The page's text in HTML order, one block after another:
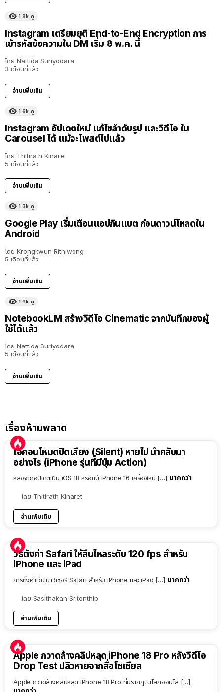
1.8k ดู
Instagram เตรียมยุติ End-to-End Encryption การ
เข้ารหัสข้อความใน DM เริ่ม 8 พ.ค. นี้
โดย Nattida Suriyodara
3 เดือนที่แล้ว
อ่านเพิ่มเติม
1.6k ดู
Instagram อัปเดตใหม่ แก้ไขลำดับรูป และวิดีโอ ใน
Carousel ได้ แม้จะโพสต์ไปแล้ว
โดย Thitirath Kinaret
5 เดือนที่แล้ว
อ่านเพิ่มเติม
1.3k ดู
Google Play เริ่มเตือนแอปกินแบต ก่อนดาวน์โหลดใน
Android
โดย Krongkwun Rithiwong
5 เดือนที่แล้ว
อ่านเพิ่มเติม
1.9k ดู
NotebookLM สร้างวิดีโอ Cinematic จากบันทึกของผู้
ใช้ได้แล้ว
โดย Nattida Suriyodara
5 เดือนที่แล้ว
อ่านเพิ่มเติม
เรื่องห้ามพลาด
ไอคอนโหมดปิดเสียง (Silent) หายไป นำกลับมา
อย่างไร (iPhone รุ่นที่มีปุ่ม Action)
หลังจากอัปเดตเป็น iOS 18 หรือแม้ iPhone 16 เครื่องใหม่ […] มากกว่า
โดย Thitirath Kinaret
อ่านเพิ่มเติม
วิธีตั้งค่า Safari ให้ลื่นไหลระดับ 120 fps สำหรับ
iPhone และ iPad
การตั้งค่าเว็ปเบาว์เซอร์ Safari สำหรับ iPhone และ iPad […] มากกว่า
โดย Sasithakan Sritonthip
อ่านเพิ่มเติม
Apple กวาดล้างคลิปหลุด iPhone 18 Pro หลังวิดีโอ
Drop Test ปลิวหายจากสื่อโซเชียล
Apple กวาดล้างคลิปหลุด iPhone 18 Pro ที่ปรากฏบนโลกออนไล […]
มากกว่า